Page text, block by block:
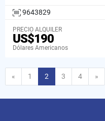
9643829
PRECIO ALQUILER
US$190
Dólares Americanos
« Anterior
1 2 3 4 »